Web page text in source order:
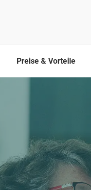
Preise & Vorteile